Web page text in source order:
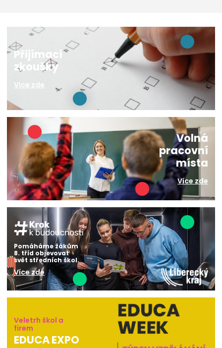
Přijímací
zkoušky
Více zde
Volná
pracovní
místa
Více zde
Pomáháme žákům
8. tříd objevovat
svět středních škol.
Více zde
Veletrh škol a
firem
EDUCA EXPO